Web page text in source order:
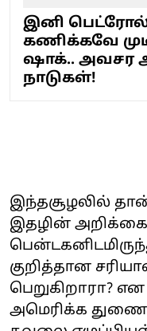
இனி
கணிக்கவே
ஷாக்.. அவசர
நாடுகள்!
இந்தசூழலில்
இதழின்
குறித்தான
பெறுகிறாரா?
அமெரிக்க துணை